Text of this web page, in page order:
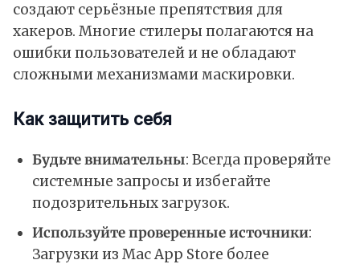
создают серьёзные препятствия для
хакеров. Многие стилеры полагаются на
ошибки пользователей и не обладают
сложными механизмами маскировки.
Как защитить себя
Будьте внимательны: Всегда проверяйте
системные запросы и избегайте
подозрительных загрузок.
Используйте проверенные источники:
Загрузки из Mac App Store более